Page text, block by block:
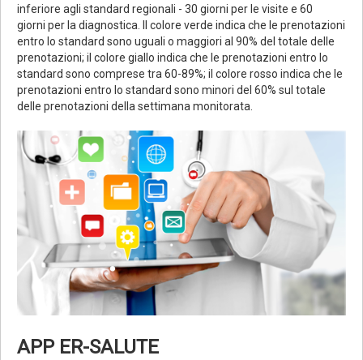
inferiore agli standard regionali - 30 giorni per le visite e 60
giorni per la diagnostica. Il colore verde indica che le prenotazioni
entro lo standard sono uguali o maggiori al 90% del totale delle
prenotazioni; il colore giallo indica che le prenotazioni entro lo
standard sono comprese tra 60-89%; il colore rosso indica che le
prenotazioni entro lo standard sono minori del 60% sul totale
delle prenotazioni della settimana monitorata.
APP ER-SALUTE